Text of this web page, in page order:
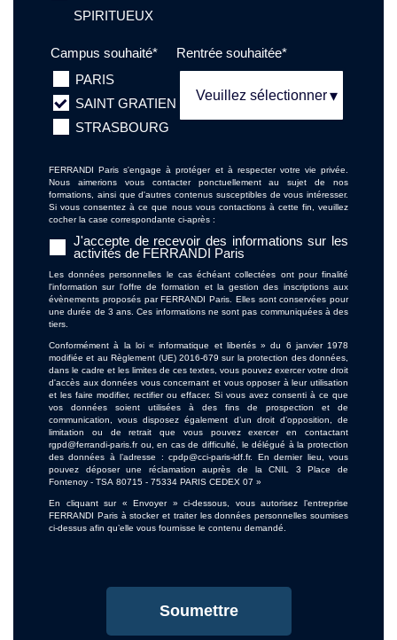
SPIRITUEUX
Campus souhaité*
PARIS
SAINT GRATIEN
STRASBOURG
Rentrée souhaitée*
FERRANDI Paris s'engage à protéger et à respecter votre vie privée.
Nous aimerions vous contacter ponctuellement au sujet de nos
formations, ainsi que d'autres contenus susceptibles de vous intéresser.
Si vous consentez à ce que nous vous contactions à cette fin, veuillez
cocher la case correspondante ci-après :
J'accepte de recevoir des informations sur les
activités de FERRANDI Paris
Les données personnelles le cas échéant collectées ont pour finalité
l'information sur l'offre de formation et la gestion des inscriptions aux
évènements proposés par FERRANDI Paris. Elles sont conservées pour
une durée de 3 ans. Ces informations ne sont pas communiquées à des
tiers.
Conformément à la loi « informatique et libertés » du 6 janvier 1978
modifiée et au Règlement (UE) 2016-679 sur la protection des données,
dans le cadre et les limites de ces textes, vous pouvez exercer votre droit
d'accès aux données vous concernant et vous opposer à leur utilisation
et les faire modifier, rectifier ou effacer. Si vous avez consenti à ce que
vos données soient utilisées à des fins de prospection et de
communication, vous disposez également d’un droit d’opposition, de
limitation ou de retrait que vous pouvez exercer en contactant
rgpd@ferrandi-paris.fr ou, en cas de difficulté, le délégué à la protection
des données à l’adresse : cpdp@cci-paris-idf.fr. En dernier lieu, vous
pouvez déposer une réclamation auprès de la CNIL 3 Place de
Fontenoy - TSA 80715 - 75334 PARIS CEDEX 07 »
En cliquant sur « Envoyer » ci-dessous, vous autorisez l’entreprise
FERRANDI Paris à stocker et traiter les données personnelles soumises
ci-dessus afin qu’elle vous fournisse le contenu demandé.